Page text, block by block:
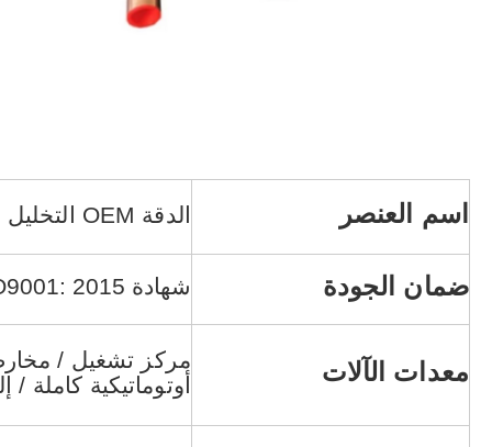
اسم العنصر الدقة OEM التخليل وإلغاء تنشيط النحاس تركيب مواسير اللحام المتصاعدة
ضمان الجودة شهادة ISO9001: 2015 ، شهادة SGS
معدات الآلات أوتوماتيكية كاملة /